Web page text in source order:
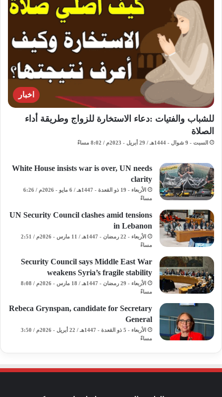
اخبار
للشباب والفتيات :دعاء الاستخارة للزواج وطريقة أداء
الصلاة
السبت - 9 شوال - 1444هـ / 29 أبريل - 2023م / 8:02 مساءً
White House insists war is over, UN needs
clarity
الأربعاء - 19 ذو القعدة - 1447هـ / 6 مايو - 2026م / 6:26
مساءً
UN Security Council clashes amid tensions
in Lebanon
الأربعاء - 22 رمضان - 1447هـ / 11 مارس - 2026م / 2:51
مساءً
Security Council says Middle East War
weakens Syria’s fragile stability
الأربعاء - 29 رمضان - 1447هـ / 18 مارس - 2026م / 8:08
مساءً
Rebeca Grynspan, candidate for Secretary
General
الأربعاء - 5 ذو القعدة - 1447هـ / 22 أبريل - 2026م / 3:50
مساءً